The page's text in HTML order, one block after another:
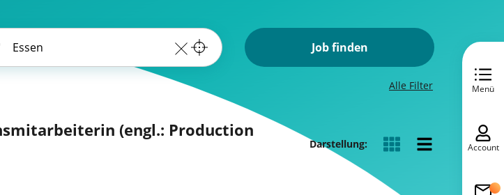
Job finden
Alle Filter
(engl.: Production
Darstellung:
Menü
Account